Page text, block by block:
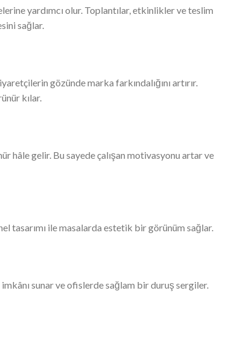
yardımcı olur. Toplantılar, etkinlikler ve teslim
sağlar.
gözünde marka farkındalığını artırır.
kılar.
hâle gelir. Bu sayede çalışan motivasyonu artar ve
tasarımı ile masalarda estetik bir görünüm sağlar.
sunar ve ofislerde sağlam bir duruş sergiler.